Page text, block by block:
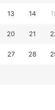
13 14
20 21
27 28